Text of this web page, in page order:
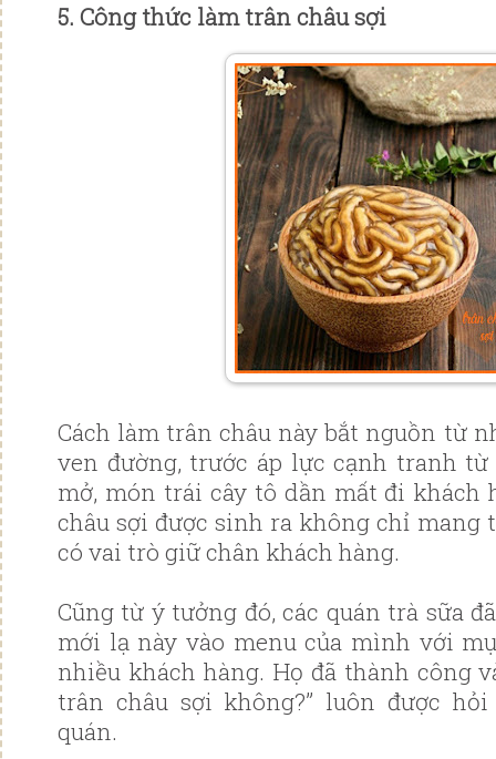
5. Công thức làm trân châu sợi
Cách làm trân châu này bắt nguồn từ
ven đường, trước áp lực cạnh tranh
mở, món trái cây tô dần mất đi khách
châu sợi được sinh ra không chỉ mang
có vai trò giữ chân khách hàng.
Cũng từ ý tưởng đó, các quán trà sữa
mới lạ này vào menu của mình với
nhiều khách hàng. Họ đã thành công
trân châu sợi không?” luôn được
quán.